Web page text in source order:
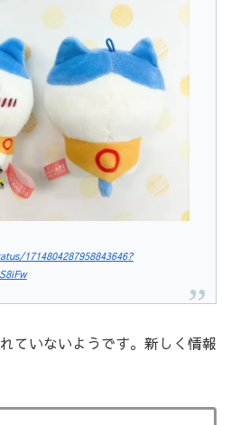
1714804287958843646?
ていないようです。新しく情報